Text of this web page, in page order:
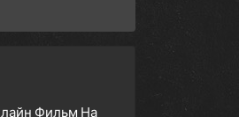
Фильм На